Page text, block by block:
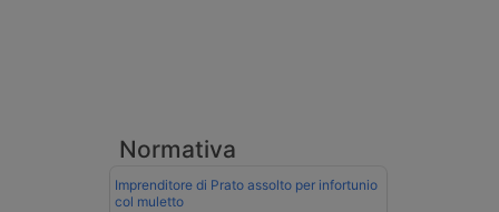
Normativa
Imprenditore di Prato assolto per infortunio
col muletto